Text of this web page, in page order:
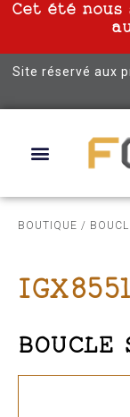
Cet été nous
Site réservé aux
BOUTIQUE /
BOUCLE